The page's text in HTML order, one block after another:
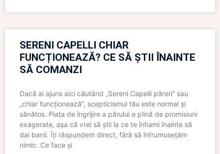
SERENI CAPELLI CHIAR
FUNCȚIONEAZĂ? CE SĂ ȘTII ÎNAINTE
SĂ COMANZI
Dacă ai ajuns aici căutând „Sereni Capelli păreri” sau
„chiar funcționează”, scepticismul tău este normal și
sănătos. Piața de îngrijire a părului e plină de promisiuni
exagerate, așa că vrei să știi la ce te înhami înainte să
dai banii. Îți răspundem direct, fără să înfrumusețăm
nimic. Ce face și